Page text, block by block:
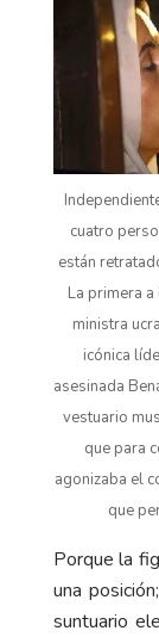
cuatro
están
La primera
ministra
icónica
asesinada
vestuario
que para
agonizaba el
que
Porque la
una
suntuario